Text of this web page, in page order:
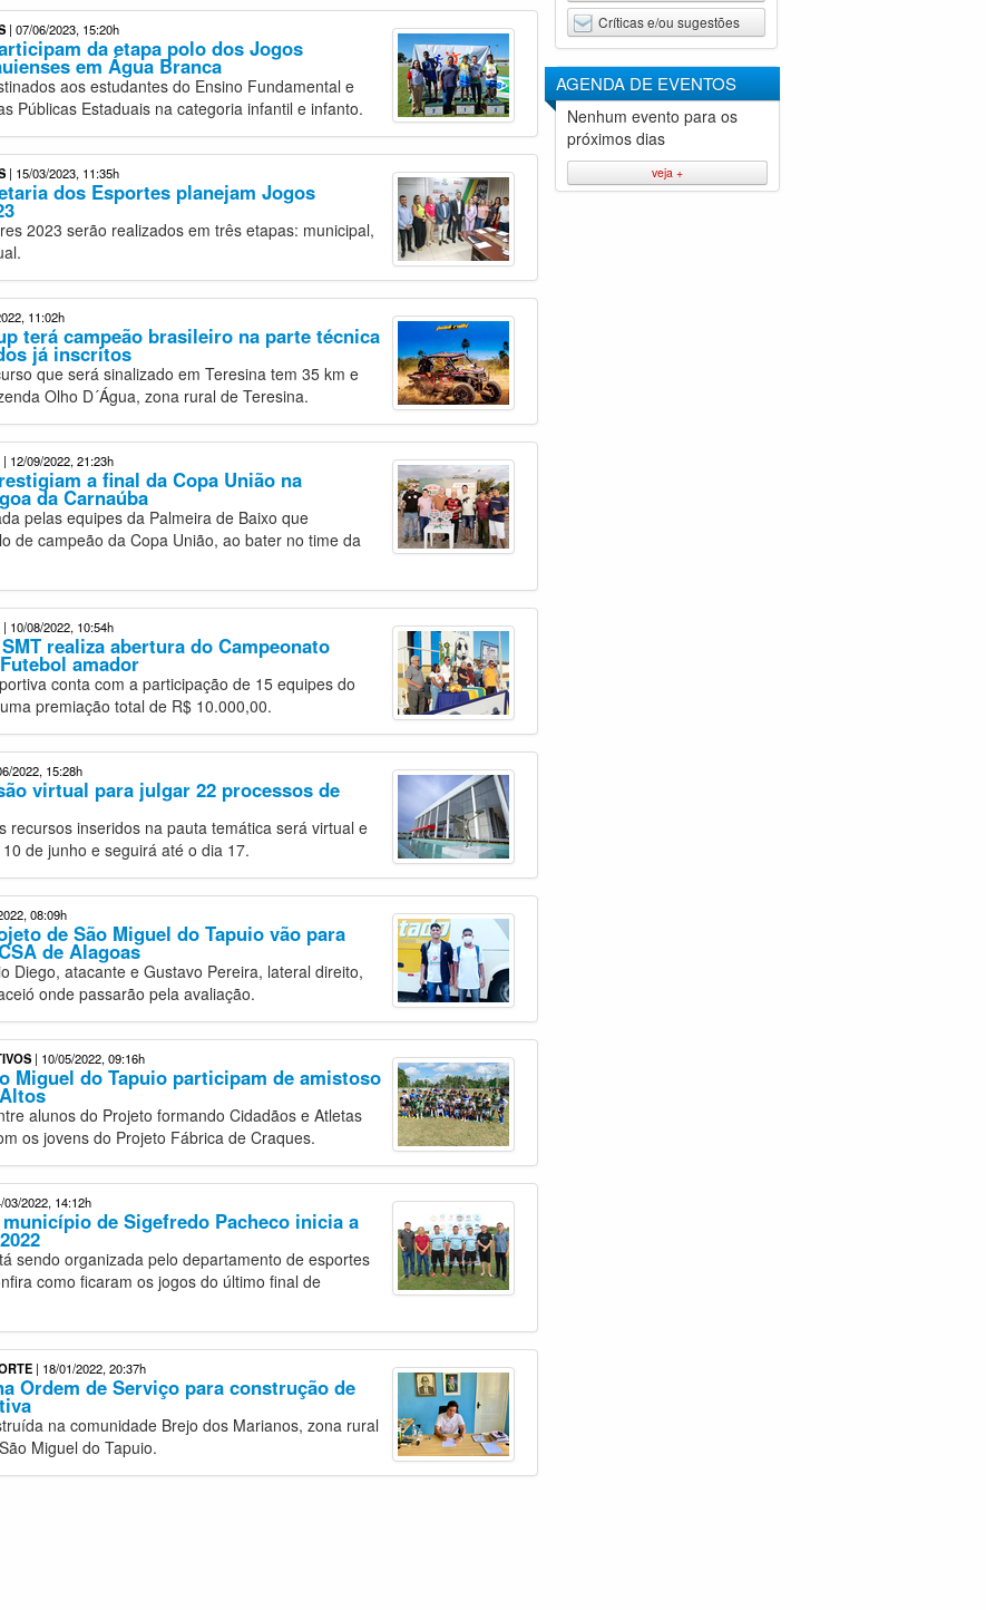
| 07/06/2023, 15:20h
da etapa polo dos Jogos
em Água Branca
aos estudantes do Ensino Fundamental e
Públicas Estaduais na categoria infantil e infanto.
| 15/03/2023, 11:35h
dos Esportes planejam Jogos
2023 serão realizados em três etapas: municipal,
11:02h
terá campeão brasileiro na parte técnica
já inscritos
que será sinalizado em Teresina tem 35 km e
Olho D´Água, zona rural de Teresina.
| 12/09/2022, 21:23h
a final da Copa União na
da Carnaúba
pelas equipes da Palmeira de Baixo que
de campeão da Copa União, ao bater no time da
| 10/08/2022, 10:54h
realiza abertura do Campeonato
amador
conta com a participação de 15 equipes do
premiação total de R$ 10.000,00.
2022, 15:28h
virtual para julgar 22 processos de
recursos inseridos na pauta temática será virtual e
de junho e seguirá até o dia 17.
08:09h
de São Miguel do Tapuio vão para
de Alagoas
Diego, atacante e Gustavo Pereira, lateral direito,
onde passarão pela avaliação.
| 10/05/2022, 09:16h
Miguel do Tapuio participam de amistoso
alunos do Projeto formando Cidadãos e Atletas
os jovens do Projeto Fábrica de Craques.
03/2022, 14:12h
de Sigefredo Pacheco inicia a
sendo organizada pelo departamento de esportes
como ficaram os jogos do último final de
| 18/01/2022, 20:37h
Ordem de Serviço para construção de
na comunidade Brejo dos Marianos, zona rural
Miguel do Tapuio.
Críticas e/ou sugestões
AGENDA DEEVENTOS
Nenhum evento para os
próximos dias
veja +